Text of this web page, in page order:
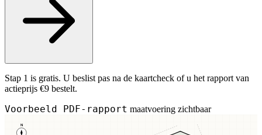
Stap 1 is gratis. U beslist pas na de kaartcheck of u het rapport van
actieprijs €9 bestelt.
Voorbeeld PDF-rapport maatvoering zichtbaar
N